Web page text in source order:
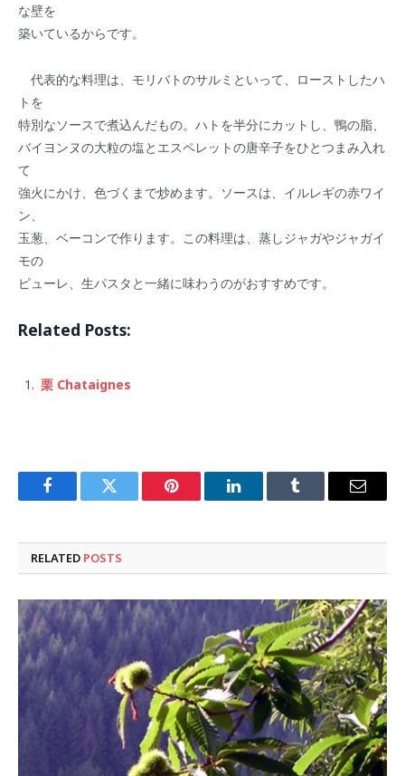
な壁を
築いているからです。
代表的な料理は、モリバトのサルミといって、ローストしたハ
トを
特別なソースで煮込んだもの。ハトを半分にカットし、鴨の脂、
バイヨンヌの大粒の塩とエスペレットの唐辛子をひとつまみ入れ
て
強火にかけ、色づくまで炒めます。ソースは、イルレギの赤ワイ
ン、
玉葱、ベーコンで作ります。この料理は、蒸しジャガやジャガイ
モの
ピューレ、生パスタと一緒に味わうのがおすすめです。
Related Posts:
栗 Chataignes
FacebookTwitter Pinterest LinkedInTumblr Email
RELATED POSTS